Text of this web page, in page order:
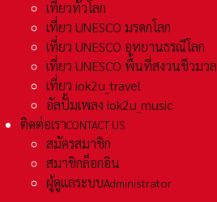
เที่ยวทั่วโลก
เที่ยว UNESCO มรดกโลก
เที่ยว UNESCO อุทยานธรณีโลก
เที่ยว UNESCO พื้นที่สงวนชีวมวล
เที่ยว iok2u_travel
อัลปั้มเพลง iok2u_music
ติดต่อเราCONTACT US
สมัครสมาชิก
สมาชิกล็อกอิน
ผู้ดูแลระบบAdministrator